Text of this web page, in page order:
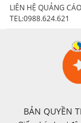
LIÊN HỆ QUẢNG
TEL:0988.624.621
BẢN QUYỀN